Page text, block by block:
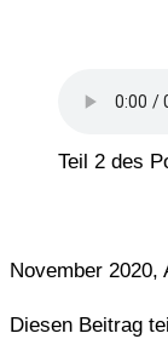
Teil 2 des
November 2020,
Diesen Beitrag